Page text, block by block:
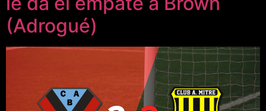
(Adrogué)